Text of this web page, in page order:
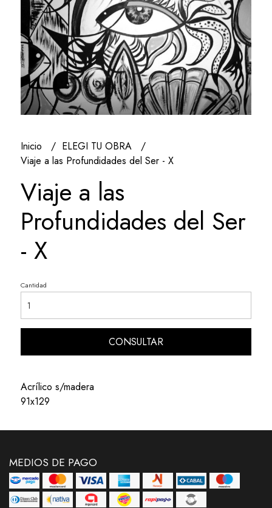
Inicio
ELEGI TU OBRA
Viaje a las Profundidades del Ser - X
Viaje a las
Profundidades del Ser
- X
Cantidad
CONSULTAR
Acrílico s/madera
91x129
MEDIOS DE PAGO